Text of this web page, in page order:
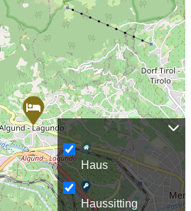
Haus
Haussitting